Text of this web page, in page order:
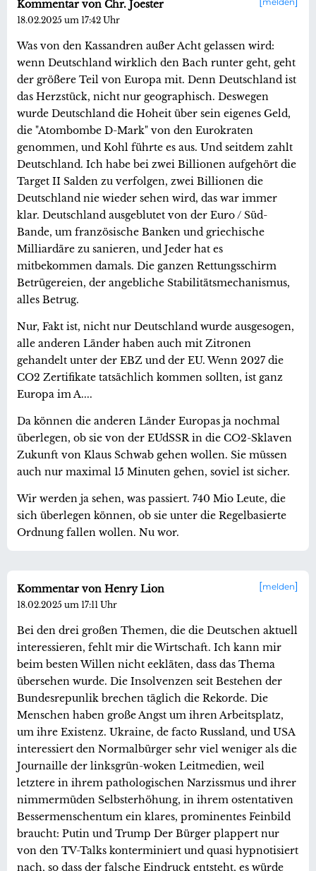
Kommentar von Chr. Joester
18.02.2025 um 17:42 Uhr
Was von den Kassandren außer Acht gelassen wird:
wenn Deutschland wirklich den Bach runter geht, geht
der größere Teil von Europa mit. Denn Deutschland ist
das Herzstück, nicht nur geographisch. Deswegen
wurde Deutschland die Hoheit über sein eigenes Geld,
die "Atombombe D-Mark" von den Eurokraten
genommen, und Kohl führte es aus. Und seitdem zahlt
Deutschland. Ich habe bei zwei Billionen aufgehört die
Target II Salden zu verfolgen, zwei Billionen die
Deutschland nie wieder sehen wird, das war immer
klar. Deutschland ausgeblutet von der Euro / Süd-
Bande, um französische Banken und griechische
Milliardäre zu sanieren, und Jeder hat es
mitbekommen damals. Die ganzen Rettungsschirm
Betrügereien, der angebliche Stabilitätsmechanismus,
alles Betrug.
Nur, Fakt ist, nicht nur Deutschland wurde ausgesogen,
alle anderen Länder haben auch mit Zitronen
gehandelt unter der EBZ und der EU. Wenn 2027 die
CO2 Zertifikate tatsächlich kommen sollten, ist ganz
Europa im A....
Da können die anderen Länder Europas ja nochmal
überlegen, ob sie von der EUdSSR in die CO2-Sklaven
Zukunft von Klaus Schwab gehen wollen. Sie müssen
auch nur maximal 15 Minuten gehen, soviel ist sicher.
Wir werden ja sehen, was passiert. 740 Mio Leute, die
sich überlegen können, ob sie unter die Regelbasierte
Ordnung fallen wollen. Nu wor.
melden
Kommentar von Henry Lion
18.02.2025 um 17:11 Uhr
Bei den drei großen Themen, die die Deutschen aktuell
interessieren, fehlt mir die Wirtschaft. Ich kann mir
beim besten Willen nicht eekläten, dass das Thema
übersehen wurde. Die Insolvenzen seit Bestehen der
Bundesrepunlik brechen täglich die Rekorde. Die
Menschen haben große Angst um ihren Arbeitsplatz,
um ihre Existenz. Ukraine, de facto Russland, und USA
interessiert den Normalbürger sehr viel weniger als die
Journaille der linksgrün-woken Leitmedien, weil
letztere in ihrem pathologischen Narzissmus und ihrer
nimmermüden Selbsterhöhung, in ihrem ostentativen
Bessermenschentum ein klares, prominentes Feinbild
braucht: Putin und Trump Der Bürger plappert nur
von den TV-Talks konterminiert und quasi hypnotisiert
nach, so dass der falsche Eindruck entsteht, es würde